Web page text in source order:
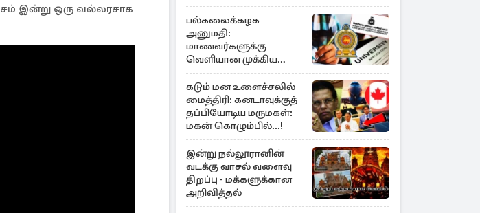
இன்று ஒரு வல்லரசாக
பல்கலைக்கழக
அனுமதி:
மாணவர்களுக்கு
வெளியான முக்கிய
அறிவிப்பு
கடும் மன உளைச்சலில்
மைத்திரி: கனடாவுக்குத்
தப்பியோடிய மருமகள்:
மகன் கொழும்பில்...!
இன்று நல்லூரானின்
வடக்கு வாசல் வளைவு
திறப்பு - மக்களுக்கான
அறிவித்தல்